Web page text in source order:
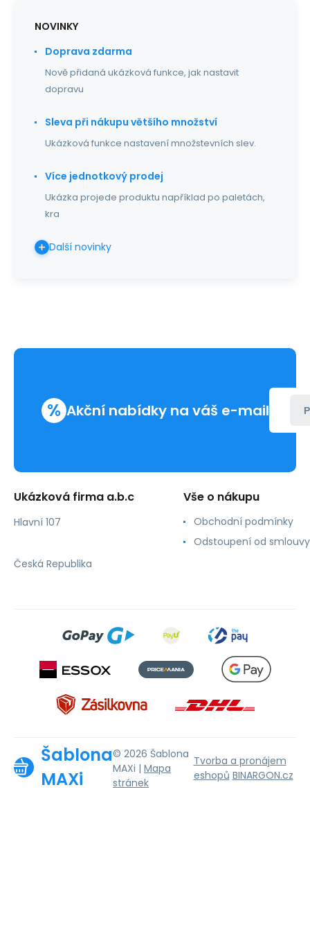
NOVINKY
Doprava zdarma
Nově přidaná ukázková funkce, jak nastavit
dopravu
Sleva při nákupu většího množství
Ukázková funkce nastavení množstevních slev.
Více jednotkový prodej
Ukázka projede produktu například po paletách,
kra
Další novinky
% Akční nabídky na váš e-mail
Ukázková firma a.b.c
Hlavní 107
Česká Republika
Vše o nákupu
Obchodní podmínky
Odstoupení od smlouvy
Šablona
MAXi
© 2026 Šablona
MAXi | Mapa
stránek
Tvorba a pronájem
eshopů BINARGON.cz